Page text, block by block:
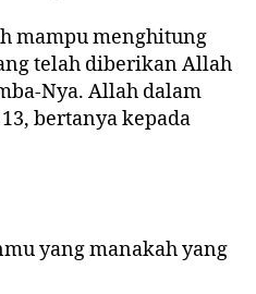
mampu menghitung
telah diberikan Allah
Nya. Allah dalam
bertanya kepada
yang manakah yang